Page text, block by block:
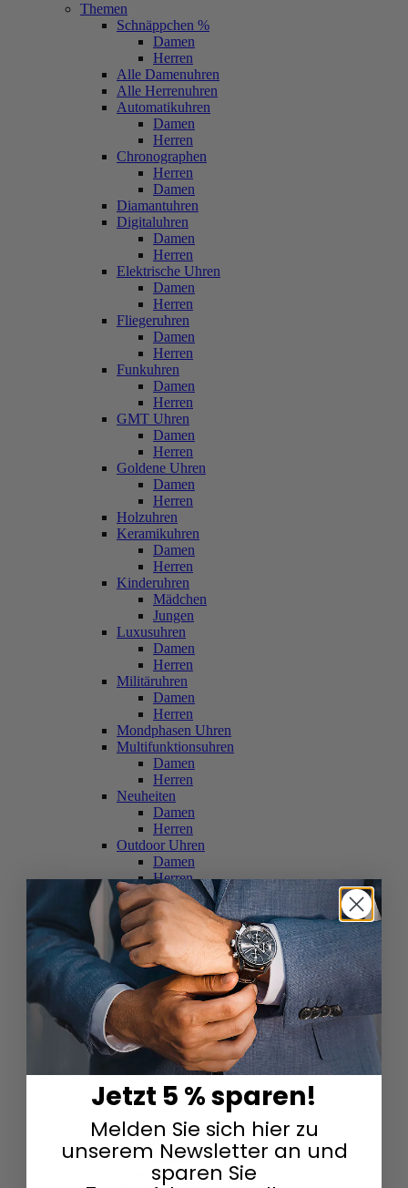
Themen
Schnäppchen %
Damen
Herren
Alle Damenuhren
Alle Herrenuhren
Automatikuhren
Damen
Herren
Chronographen
Herren
Damen
Diamantuhren
Digitaluhren
Damen
Herren
Elektrische Uhren
Damen
Herren
Fliegeruhren
Damen
Herren
Funkuhren
Damen
Herren
GMT Uhren
Damen
Herren
Goldene Uhren
Damen
Herren
Holzuhren
Keramikuhren
Damen
Herren
Kinderuhren
Mädchen
Jungen
Luxusuhren
Damen
Herren
Militäruhren
Damen
Herren
Mondphasen Uhren
Multifunktionsuhren
Damen
Herren
Neuheiten
Damen
Herren
Outdoor Uhren
Damen
Herren
Schweizer Uhren
Damen
Herren
Skelettuhren
Damen
Herren
Smartwatches
Damen
Herren
Solaruhren
Herren
Damen
Sportuhren
Damen
Herren
Swarovski & Edelsteine
Damen
Herren
Jetzt 5 % sparen!
Melden Sie sich hier zu
unserem Newsletter an und
sparen Sie